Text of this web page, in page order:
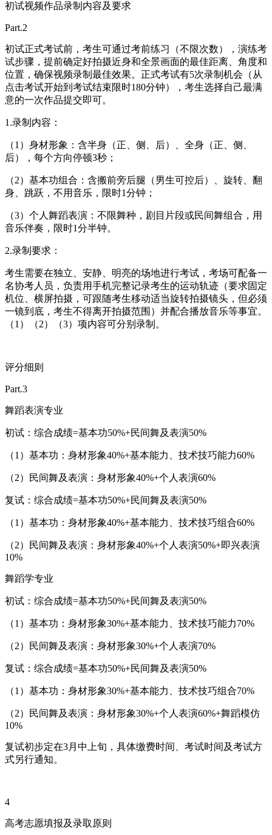
初试视频作品录制内容及要求
Part.2
初试正式考试前，考生可通过考前练习（不限次数），演练考
试步骤，提前确定好拍摄近身和全景画面的最佳距离、角度和
位置，确保视频录制最佳效果。正式考试有5次录制机会（从
点击考试开始到考试结束限时180分钟），考生选择自己最满
意的一次作品提交即可。
1.录制内容：
（1）身材形象：含半身（正、侧、后）、全身（正、侧、
后），每个方向停顿3秒；
（2）基本功组合：含搬前旁后腿（男生可控后）、旋转、翻
身、跳跃，不用音乐，限时1分钟；
（3）个人舞蹈表演：不限舞种，剧目片段或民间舞组合，用
音乐伴奏，限时1分半钟。
2.录制要求：
考生需要在独立、安静、明亮的场地进行考试，考场可配备一
名协考人员，负责用手机完整记录考生的运动轨迹（要求固定
机位、横屏拍摄，可跟随考生移动适当旋转拍摄镜头，但必须
一镜到底，考生不得离开拍摄范围）并配合播放音乐等事宜。
（1）（2）（3）项内容可分别录制。
评分细则
Part.3
舞蹈表演专业
初试：综合成绩=基本功50%+民间舞及表演50%
（1）基本功：身材形象40%+基本能力、技术技巧能力60%
（2）民间舞及表演：身材形象40%+个人表演60%
复试：综合成绩=基本功50%+民间舞及表演50%
（1）基本功：身材形象40%+基本能力、技术技巧组合60%
（2）民间舞及表演：身材形象40%+个人表演50%+即兴表演
10%
舞蹈学专业
初试：综合成绩=基本功50%+民间舞及表演50%
（1）基本功：身材形象30%+基本能力、技术技巧能力70%
（2）民间舞及表演：身材形象30%+个人表演70%
复试：综合成绩=基本功50%+民间舞及表演50%
（1）基本功：身材形象30%+基本能力、技术技巧组合70%
（2）民间舞及表演：身材形象30%+个人表演60%+舞蹈模仿
10%
复试初步定在3月中上旬，具体缴费时间、考试时间及考试方
式另行通知。
4
高考志愿填报及录取原则